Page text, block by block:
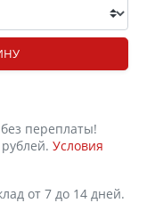
переплаты!
Условия
от 7 до 14 дней.